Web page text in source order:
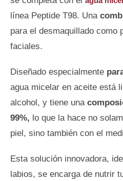
línea Peptide T98. Una
para el desmaquillado como
faciales.
Diseñado especialmente
agua micelar en aceite está
alcohol, y tiene una
99%, lo que la hace no
piel, sino también con el
Esta solución innovadora,
labios, se encarga de nutrir